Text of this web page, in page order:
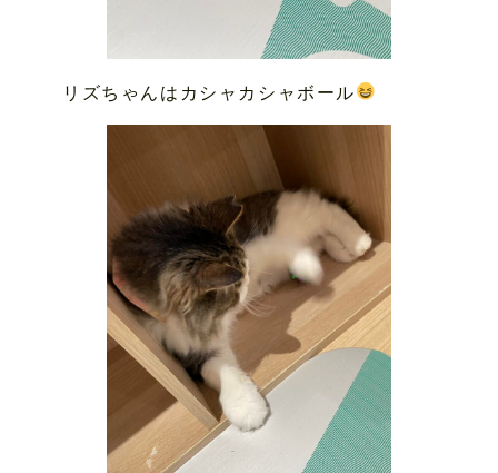
リズちゃんはカシャカシャボール